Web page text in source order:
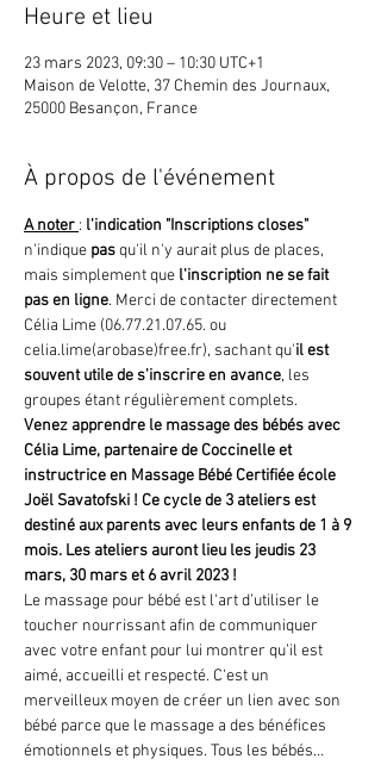
Heure et lieu
23 mars 2023, 09:30 – 10:30 UTC+1
Maison de Velotte, 37 Chemin des Journaux,
25000 Besançon, France
À propos de l'événement
A noter : l'indication "Inscriptions closes"
n'indique pas qu'il n'y aurait plus de places,
mais simplement que l'inscription ne se fait
pas en ligne. Merci de contacter directement
Célia Lime (06.77.21.07.65. ou
celia.lime(arobase)free.fr), sachant qu'il est
souvent utile de s'inscrire en avance, les
groupes étant régulièrement complets.
Venez apprendre le massage des bébés avec
Célia Lime, partenaire de Coccinelle et
instructrice en Massage Bébé Certifiée école
Joël Savatofski ! Ce cycle de 3 ateliers est
destiné aux parents avec leurs enfants de 1 à 9
mois. Les ateliers auront lieu les jeudis 23
mars, 30 mars et 6 avril 2023 !
Le massage pour bébé est l‘art d’utiliser le
toucher nourrissant afin de communiquer
avec votre enfant pour lui montrer qu’il est
aimé, accueilli et respecté. C‘est un
merveilleux moyen de créer un lien avec son
bébé parce que le massage a des bénéfices
émotionnels et physiques. Tous les bébés…